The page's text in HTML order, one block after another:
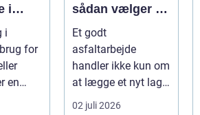
i
i
for
en
sådan vælger du
den rette
samarbejdspart
ner
Et godt
asfaltarbejde
handler ikke kun om
at lægge et nyt lag
asfalt. Det handler
02 juli 2026